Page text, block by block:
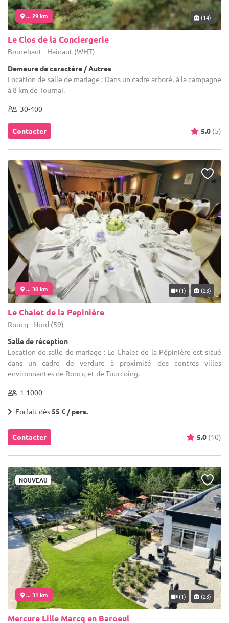
... 29 km (14)
Le Clos de la Conciergerie
Brunehaut - Hainaut (WHT)
Demeure de caractère / Autres
Location de salle de mariage : Dans un cadre arboré, à la campagne
à 8 km de Tournai.
30-400
Contacter 5.0 (5)
... 30 km (1) (23)
Le Chalet de la Pepinière
Roncq - Nord (59)
Salle de réception
Location de salle de mariage : Le Chalet de la Pépinière est situé
dans un cadre de verdure à proximité des centres villes
environnantes de Roncq et de Tourcoing.
1-1000
Forfait dès55 € / pers.
Contacter 5.0 (10)
NOUVEAU
... 31 km (1) (23)
Mercure Lille Marcq en Baroeul